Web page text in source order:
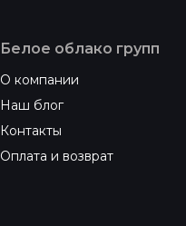
Белое облако групп
О компании
Наш блог
Контакты
Оплата и возврат